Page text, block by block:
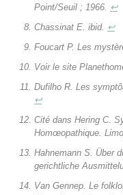
Point/Seuil ; 1966.
↩
Chassinat E. ibid. ↩
Foucart P. Les
Voir le site
Dufilho R. Les
↩
Cité dans Hering C.
Homœopathique .
Hahnemann S. Über
gerichtliche
Van Gennep. Le